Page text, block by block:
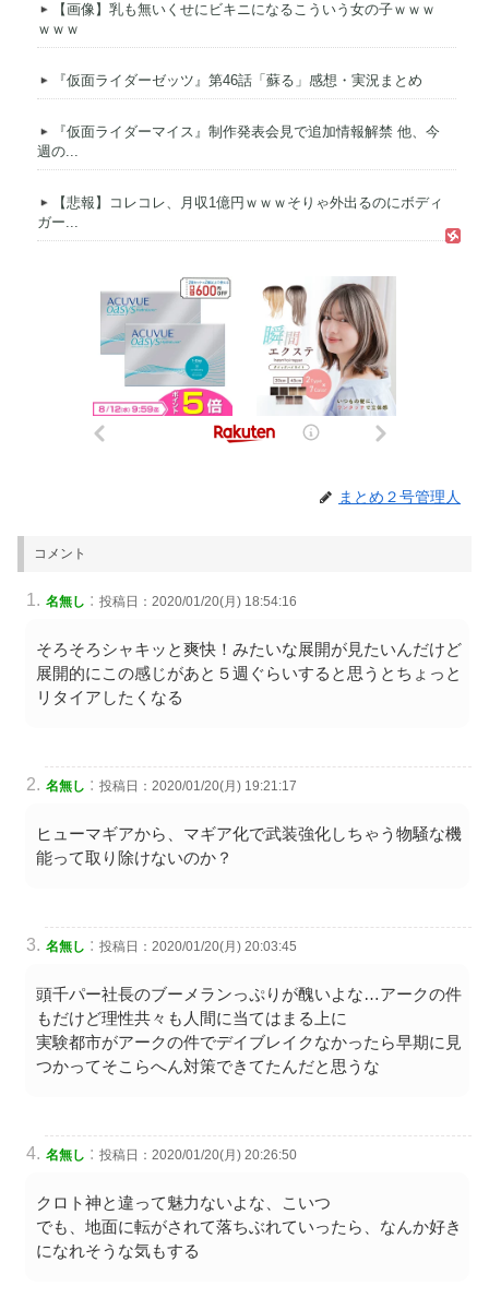
【画像】乳も無いくせにビキニになるこういう女の子ｗｗｗ
ｗｗｗ
『仮面ライダーゼッツ』第46話「蘇る」感想・実況まとめ
『仮面ライダーマイス』制作発表会見で追加情報解禁 他、今
週の...
【悲報】コレコレ、月収1億円ｗｗｗそりゃ外出るのにボディ
ガー...
まとめ２号管理人
コメント
名無し : 投稿日：2020/01/20(月) 18:54:16
そろそろシャキッと爽快！みたいな展開が見たいんだけど
展開的にこの感じがあと５週ぐらいすると思うとちょっと
リタイアしたくなる
名無し : 投稿日：2020/01/20(月) 19:21:17
ヒューマギアから、マギア化で武装強化しちゃう物騒な機
能って取り除けないのか？
名無し : 投稿日：2020/01/20(月) 20:03:45
頭千パー社長のブーメランっぷりが醜いよな…アークの件
もだけど理性共々も人間に当てはまる上に
実験都市がアークの件でデイブレイクなかったら早期に見
つかってそこらへん対策できてたんだと思うな
名無し : 投稿日：2020/01/20(月) 20:26:50
クロト神と違って魅力ないよな、こいつ
でも、地面に転がされて落ちぶれていったら、なんか好き
になれそうな気もする